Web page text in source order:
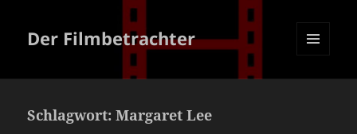
Der Filmbetrachter
Schlagwort:Margaret Lee